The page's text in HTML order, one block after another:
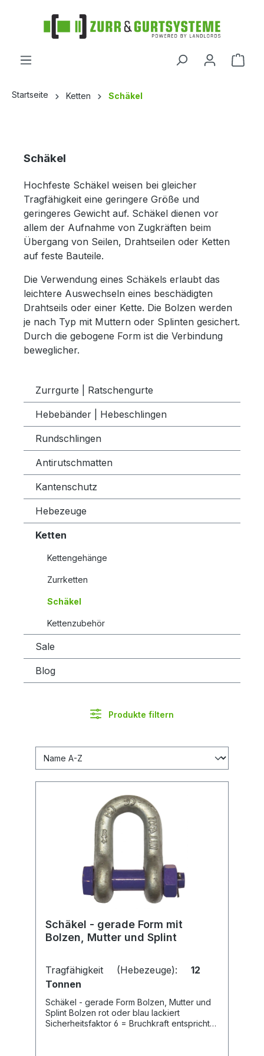
springen
Startseite Ketten Schäkel
Schäkel
Hochfeste Schäkel weisen bei gleicher
Tragfähigkeit eine geringere Größe und
geringeres Gewicht auf. Schäkel dienen vor
allem der Aufnahme von Zugkräften beim
Übergang von Seilen, Drahtseilen oder Ketten
auf feste Bauteile.
Die Verwendung eines Schäkels erlaubt das
leichtere Auswechseln eines beschädigten
Drahtseils oder einer Kette. Die Bolzen werden
je nach Typ mit Muttern oder Splinten gesichert.
Durch die gebogene Form ist die Verbindung
beweglicher.
Zurrgurte | Ratschengurte
Hebebänder | Hebeschlingen
Rundschlingen
Antirutschmatten
Kantenschutz
Hebezeuge
Ketten
Kettengehänge
Zurrketten
Schäkel
Kettenzubehör
Sale
Blog
Produkte filtern
Schäkel - gerade Form mit
Bolzen, Mutter und Splint
Tragfähigkeit (Hebezeuge): 12
Tonnen
Schäkel - gerade Form Bolzen, Mutter und
Splint Bolzen rot oder blau lackiert
Sicherheitsfaktor 6 = Bruchkraft entspricht